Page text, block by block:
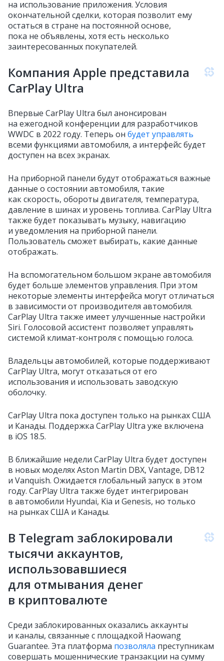
на использование приложения. Условия
окончательной сделки, которая позволит ему
остаться в стране на постоянной основе,
пока не объявлены, хотя есть несколько
заинтересованных покупателей.
Компания Apple представила
CarPlay Ultra
Впервые CarPlay Ultra был анонсирован
на ежегодной конференции для разработчиков
WWDC в 2022 году. Теперь он будет управлять
всеми функциями автомобиля, а интерфейс будет
доступен на всех экранах.
На приборной панели будут отображаться важные
данные о состоянии автомобиля, такие
как скорость, обороты двигателя, температура,
давление в шинах и уровень топлива. CarPlay Ultra
также будет показывать музыку, навигацию
и уведомления на приборной панели.
Пользователь сможет выбирать, какие данные
отображать.
На вспомогательном большом экране автомобиля
будет больше элементов управления. При этом
некоторые элементы интерфейса могут отличаться
в зависимости от производителя автомобиля.
CarPlay Ultra также имеет улучшенные настройки
Siri. Голосовой ассистент позволяет управлять
системой климат‑контроля с помощью голоса.
Владельцы автомобилей, которые поддерживают
CarPlay Ultra, могут отказаться от его
использования и использовать заводскую
оболочку.
CarPlay Ultra пока доступен только на рынках США
и Канады. Поддержка CarPlay Ultra уже включена
в iOS 18.5.
В ближайшие недели CarPlay Ultra будет доступен
в новых моделях Aston Martin DBX, Vantage, DB12
и Vanquish. Ожидается глобальный запуск в этом
году. CarPlay Ultra также будет интегрирован
в автомобили Hyundai, Kia и Genesis, но только
на рынках США и Канады.
В Telegram заблокировали
тысячи аккаунтов,
использовавшиеся
для отмывания денег
в криптовалюте
Среди заблокированных оказались аккаунты
и каналы, связанные с площадкой Haowang
Guarantee. Эта платформа позволяла преступникам
совершать мошеннические транзакции на сумму